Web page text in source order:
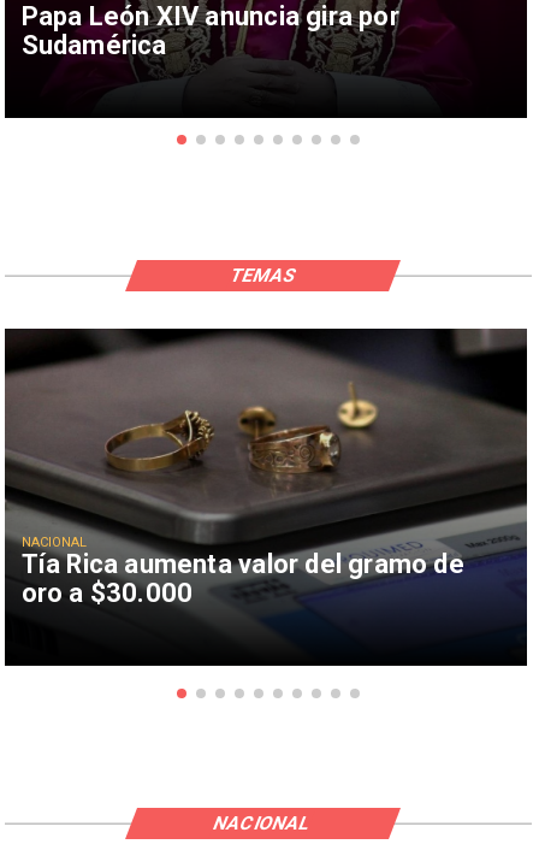
Papa León XIV anuncia gira por
Sudamérica
Tía Rica aumenta valor del gramo de
oro a $30.000
NACIONAL
TEMAS
NACIONAL